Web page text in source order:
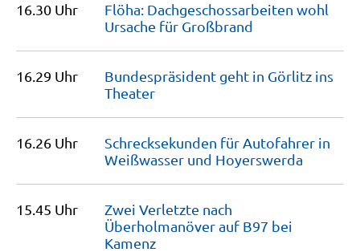
16.30 Uhr
Flöha: Dachgeschossarbeiten wohl
Ursache für Großbrand
16.29 Uhr
Bundespräsident geht in Görlitz ins
Theater
16.26 Uhr
Schrecksekunden für Autofahrer in
Weißwasser und Hoyerswerda
15.45 Uhr
Zwei Verletzte nach
Überholmanöver auf B97 bei
Kamenz